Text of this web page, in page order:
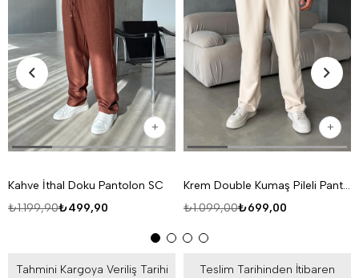
Kahve İthal Doku Pantolon SC
₺499,90
₺1.199,90
Krem Double Kumaş Pileli Pantolon MSS
₺699,00
₺1.099,00
Tahmini Kargoya Veriliş Tarihi
Teslim Tarihinden İtibaren